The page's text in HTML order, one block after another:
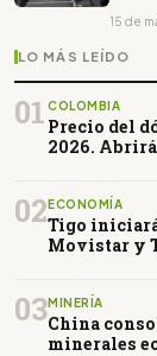
15 de
LO MÁS LEÍDO
01 COLOMBIA
Precio del
2026. Abrirá
02ECONOMÍA
Tigo
Movistar y
03MINERÍA
China
minerales